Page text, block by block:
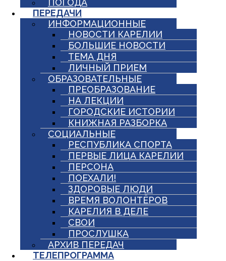
ПОГОДА
ПЕРЕДАЧИ
ИНФОРМАЦИОННЫЕ
НОВОСТИ КАРЕЛИИ
БОЛЬШИЕ НОВОСТИ
ТЕМА ДНЯ
ЛИЧНЫЙ ПРИЕМ
ОБРАЗОВАТЕЛЬНЫЕ
ПРЕОБРАЗОВАНИЕ
НА ЛЕКЦИИ
ГОРОДСКИЕ ИСТОРИИ
КНИЖНАЯ РАЗБОРКА
СОЦИАЛЬНЫЕ
РЕСПУБЛИКА СПОРТА
ПЕРВЫЕ ЛИЦА КАРЕЛИИ
ПЕРСОНА
ПОЕХАЛИ!
ЗДОРОВЫЕ ЛЮДИ
ВРЕМЯ ВОЛОНТЁРОВ
КАРЕЛИЯ В ДЕЛЕ
СВОИ
ПРОСЛУШКА
АРХИВ ПЕРЕДАЧ
ТЕЛЕПРОГРАММА